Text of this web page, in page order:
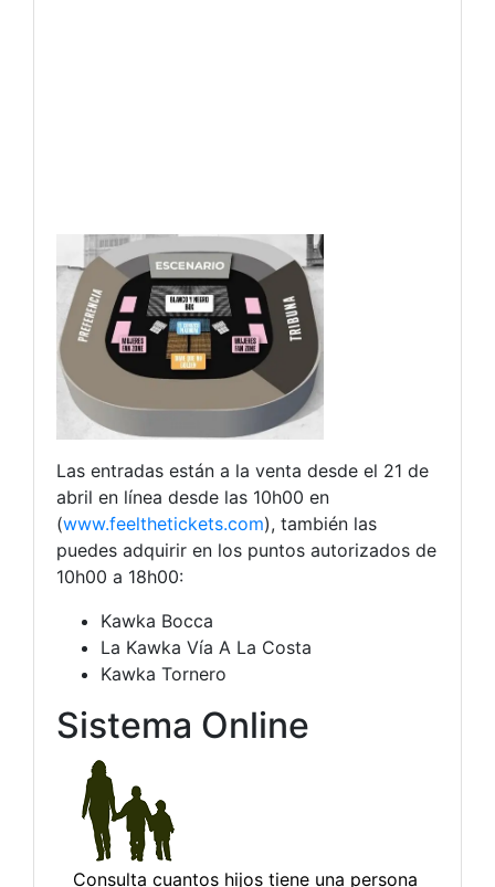
Las entradas están a la venta desde el 21 de
abril en línea desde las 10h00 en
(www.feelthetickets.com), también las
puedes adquirir en los puntos autorizados de
10h00 a 18h00:
Kawka Bocca
La Kawka Vía A La Costa
Kawka Tornero
Sistema Online